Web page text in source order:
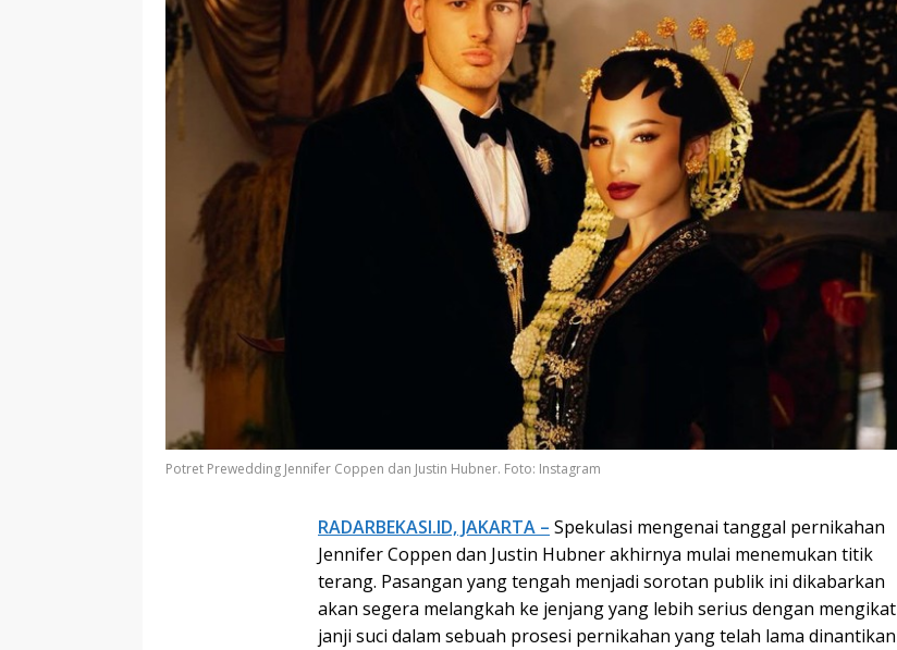
Potret Prewedding Jennifer Coppen dan Justin Hubner. Foto: Instagram
RADARBEKASI.ID, JAKARTA – Spekulasi mengenai tanggal pernikahan
Jennifer Coppen dan Justin Hubner akhirnya mulai menemukan titik
terang. Pasangan yang tengah menjadi sorotan publik ini dikabarkan
akan segera melangkah ke jenjang yang lebih serius dengan mengikat
janji suci dalam sebuah prosesi pernikahan yang telah lama dinantikan